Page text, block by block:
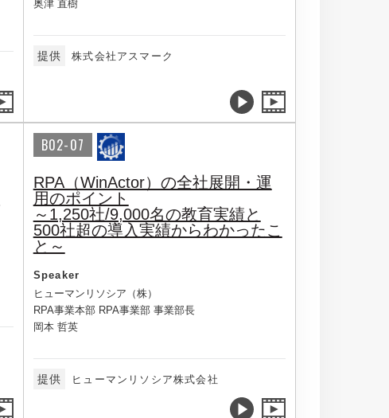
奥津 直樹
提供 株式会社アスマーク
B02-07
RPA（WinActor）の全社展開・運
用のポイント
～1,250社/9,000名の教育実績と
500社超の導入実績からわかったこ
と～
Speaker
ヒューマンリソシア（株）
RPA事業本部 RPA事業部 事業部長
岡本 哲英
提供 ヒューマンリソシア株式会社